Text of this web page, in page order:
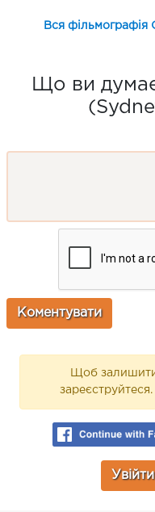
Вся фільмографія
Що ви
Щоб залишити
зареєструйтеся.
Увійти